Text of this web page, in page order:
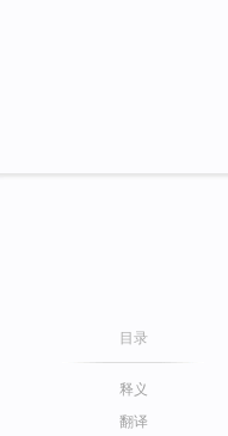
目录
释义
翻译